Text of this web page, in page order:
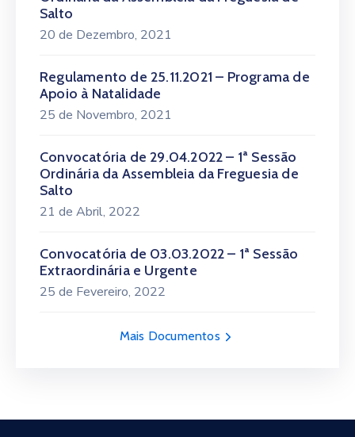
Salto
20 de Dezembro, 2021
Regulamento de 25.11.2021 – Programa de
Apoio à Natalidade
25 de Novembro, 2021
Convocatória de 29.04.2022 – 1ª Sessão
Ordinária da Assembleia da Freguesia de
Salto
21 de Abril, 2022
Convocatória de 03.03.2022 – 1ª Sessão
Extraordinária e Urgente
25 de Fevereiro, 2022
Mais Documentos